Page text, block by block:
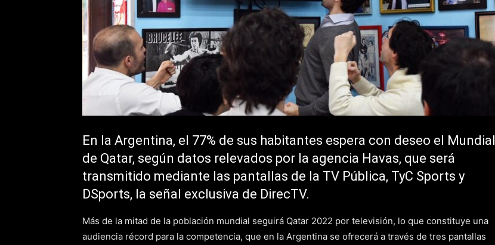
En la Argentina, el 77% de sus habitantes espera con deseo el Mundial
de Qatar, según datos relevados por la agencia Havas, que será
transmitido mediante las pantallas de la TV Pública, TyC Sports y
DSports, la señal exclusiva de DirecTV.
Más de la mitad de la población mundial seguirá Qatar 2022 por televisión, lo que constituye una
audiencia récord para la competencia, que en la Argentina se ofrecerá a través de tres pantallas